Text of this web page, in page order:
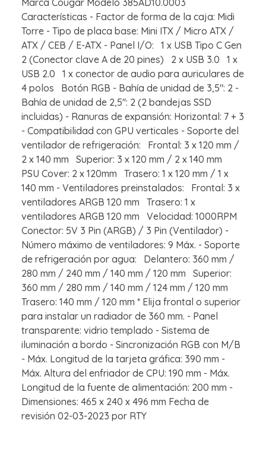
Marca Cougar Modelo 385AD10.0003
Características - Factor de forma de la caja: Midi
Torre - Tipo de placa base: Mini ITX / Micro ATX /
ATX / CEB / E-ATX - Panel I/O: 1 x USB Tipo C Gen
2 (Conector clave A de 20 pines) 2 x USB 3.0 1 x
USB 2.0 1 x conector de audio para auriculares de
4 polos Botón RGB - Bahía de unidad de 3,5": 2 -
Bahía de unidad de 2,5": 2 (2 bandejas SSD
incluidas) - Ranuras de expansión: Horizontal: 7 + 3
- Compatibilidad con GPU verticales - Soporte del
ventilador de refrigeración: Frontal: 3 x 120 mm /
2 x 140 mm Superior: 3 x 120 mm / 2 x 140 mm
PSU Cover: 2 x 120mm Trasero: 1 x 120 mm / 1 x
140 mm - Ventiladores preinstalados: Frontal: 3 x
ventiladores ARGB 120 mm Trasero: 1 x
ventiladores ARGB 120 mm Velocidad: 1000RPM
Conector: 5V 3 Pin (ARGB) / 3 Pin (Ventilador) -
Número máximo de ventiladores: 9 Máx. - Soporte
de refrigeración por agua: Delantero: 360 mm /
280 mm / 240 mm / 140 mm / 120 mm Superior:
360 mm / 280 mm / 140 mm / 124 mm / 120 mm
Trasero: 140 mm / 120 mm * Elija frontal o superior
para instalar un radiador de 360 mm. - Panel
transparente: vidrio templado - Sistema de
iluminación a bordo - Sincronización RGB con M/B
- Máx. Longitud de la tarjeta gráfica: 390 mm -
Máx. Altura del enfriador de CPU: 190 mm - Máx.
Longitud de la fuente de alimentación: 200 mm -
Dimensiones: 465 x 240 x 496 mm Fecha de
revisión 02-03-2023 por RTY